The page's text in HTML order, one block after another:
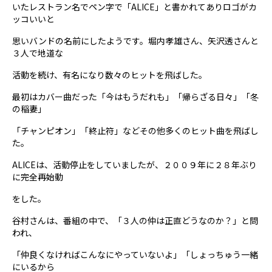
いたレストラン名でペン字で「ALICE」と書かれてありロゴがカ
ッコいいと
思いバンドの名前にしたようです。堀内孝雄さん、矢沢透さんと
３人で地道な
活動を続け、有名になり数々のヒットを飛ばした。
最初はカバー曲だった「今はもうだれも」「帰らざる日々」「冬
の稲妻」
「チャンピオン」「終止符」などその他多くのヒット曲を飛ばし
た。
ALICEは、活動停止をしていましたが、２００９年に２８年ぶり
に完全再始動
をした。
谷村さんは、番組の中で、「３人の仲は正直どうなのか？」と問
われ、
「仲良くなければこんなにやっていないよ」「しょっちゅう一緒
にいるから